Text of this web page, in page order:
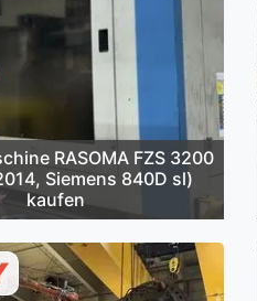
RASOMA FZS 3200
Siemens 840D sl)
kaufen